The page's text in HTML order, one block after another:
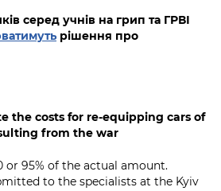
серед учнів на грип та ГРВІ
рішення про
the costs for re-equipping cars of
from the war
or 95% of the actual amount.
to the specialists at the Kyiv